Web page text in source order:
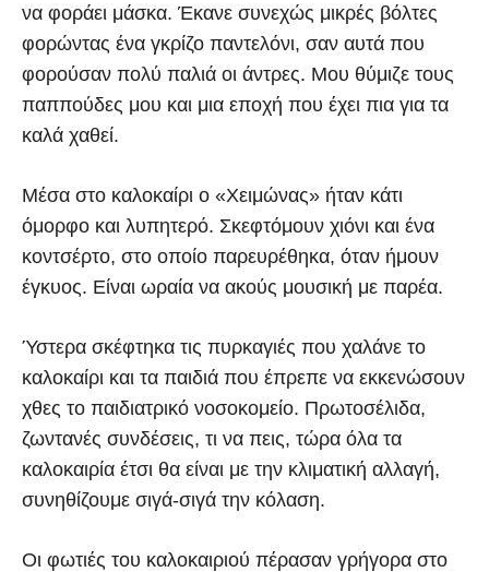
να φοράει μάσκα. Έκανε συνεχώς μικρές βόλτες
φορώντας ένα γκρίζο παντελόνι, σαν αυτά που
φορούσαν πολύ παλιά οι άντρες. Μου θύμιζε τους
παππούδες μου και μια εποχή που έχει πια για τα
καλά χαθεί.
Μέσα στο καλοκαίρι ο «Χειμώνας» ήταν κάτι
όμορφο και λυπητερό. Σκεφτόμουν χιόνι και ένα
κοντσέρτο, στο οποίο παρευρέθηκα, όταν ήμουν
έγκυος. Είναι ωραία να ακούς μουσική με παρέα.
Ύστερα σκέφτηκα τις πυρκαγιές που χαλάνε το
καλοκαίρι και τα παιδιά που έπρεπε να εκκενώσουν
χθες το παιδιατρικό νοσοκομείο. Πρωτοσέλιδα,
ζωντανές συνδέσεις, τι να πεις, τώρα όλα τα
καλοκαιρία έτσι θα είναι με την κλιματική αλλαγή,
συνηθίζουμε σιγά-σιγά την κόλαση.
Οι φωτιές του καλοκαιριού πέρασαν γρήγορα στο